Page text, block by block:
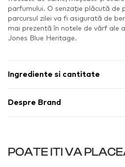
parfumului. O senzație plăcută de
parcursul zilei va fi asigurată de
mai prezentă în notele de vârf ale
Jones Blue Heritage.
Ingrediente si cantitate
Despre Brand
POATE ITI VA